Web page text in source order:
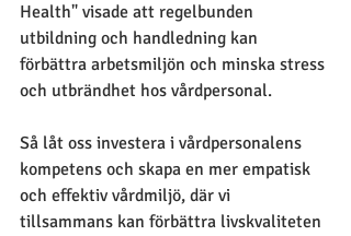
Health" visade att regelbunden
utbildning och handledning kan
förbättra arbetsmiljön och minska stress
och utbrändhet hos vårdpersonal.
Så låt oss investera i vårdpersonalens
kompetens och skapa en mer empatisk
och effektiv vårdmiljö, där vi
tillsammans kan förbättra livskvaliteten